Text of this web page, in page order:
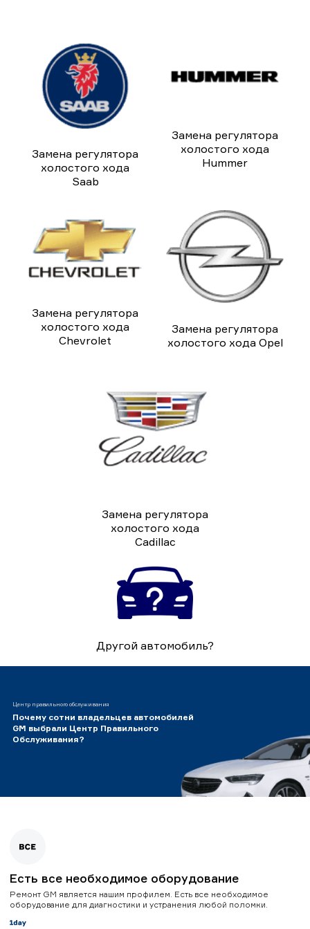
Замена регулятора
холостого хода
Saab
Замена регулятора
холостого хода
Hummer
Замена регулятора
холостого хода
Chevrolet
Замена регулятора
холостого хода Opel
Замена регулятора
холостого хода
Cadillac
Другой автомобиль?
Центр правильного обслуживания
Почему сотни владельцев автомобилей
GM выбрали Центр Правильного
Обслуживания?
Есть все необходимое оборудование
Ремонт GM является нашим профилем. Есть все необходимое
оборудование для диагностики и устранения любой поломки.